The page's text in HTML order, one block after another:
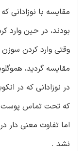
مقایسه با نوزادانی
بودند، در حین وارد
وقتی وارد کردن
مقایسه گردید،
در نوزادانی که در
که تحت تماس پوست
نشد .